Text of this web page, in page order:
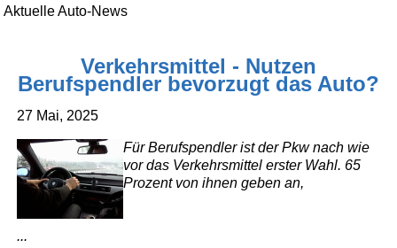
Aktuelle Auto-News
Verkehrsmittel - Nutzen
Berufspendler bevorzugt das Auto?
27 Mai, 2025
Für Berufspendler ist der Pkw nach wie
vor das Verkehrsmittel erster Wahl. 65
Prozent von ihnen geben an,
...